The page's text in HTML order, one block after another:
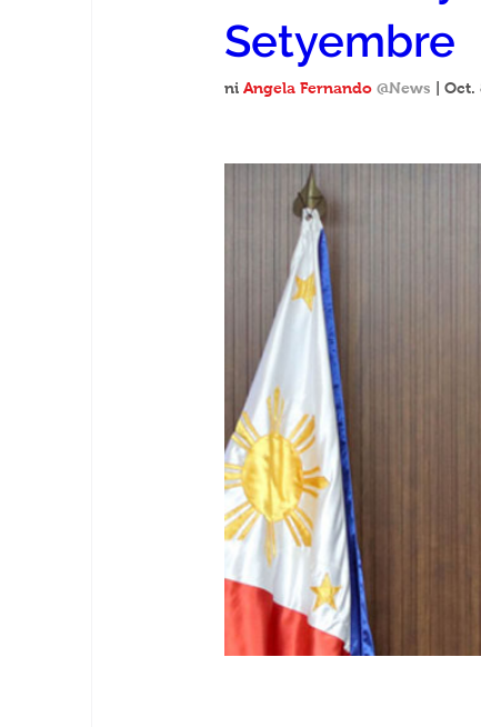
Setyembre
ni Angela Fernando @News | Oct.